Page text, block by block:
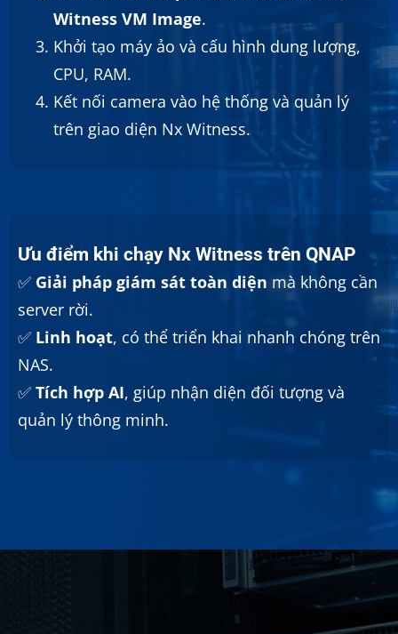
Witness VM Image.
Khởi tạo máy ảo và cấu hình dung lượng,
CPU, RAM.
Kết nối camera vào hệ thống và quản lý
trên giao diện Nx Witness.
Ưu điểm khi chạy Nx Witness trên QNAP
✅ Giải pháp giám sát toàn diện mà không cần
server rời.
✅ Linh hoạt, có thể triển khai nhanh chóng trên
NAS.
✅ Tích hợp AI, giúp nhận diện đối tượng và
quản lý thông minh.